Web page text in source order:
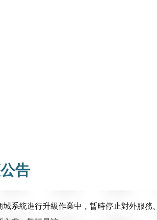
告
城系統進行升級作業中，暫時停止對外服務。